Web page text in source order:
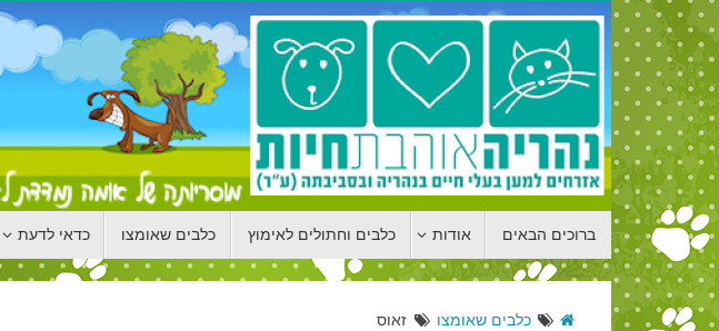
ברוכים הבאים אודות כלבים וחתולים לאימוץ כלבים שאומצו כדאי לדעת
כלבים שאומצו זאוס